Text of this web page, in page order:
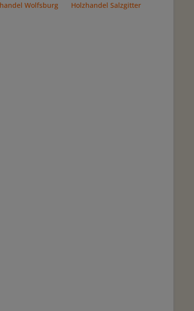
Wolfsburg Holzhandel Salzgitter